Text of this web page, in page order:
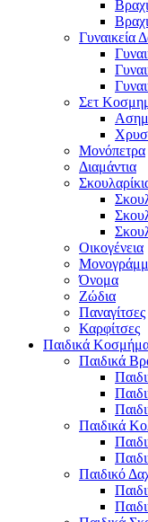
Γυναικεία
Σετ
Μονόπετρα
Διαμάντια
Οικογένεια
Όνομα
Ζώδια
Παναγίτσες
Καρφίτσες
Παιδικά
Παιδικά
Παιδικά
Παιδικό